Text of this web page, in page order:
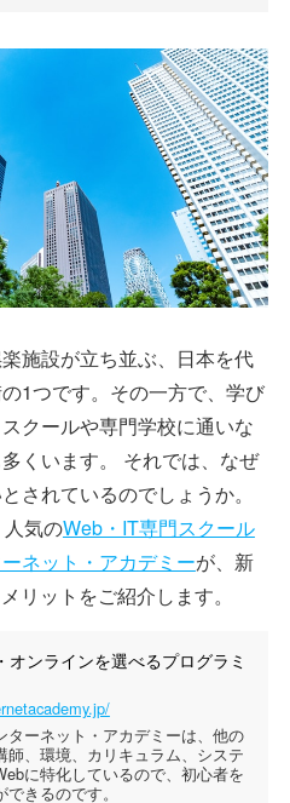
施設が立ち並ぶ、日本を代
1つです。その一方で、学び
クールや専門学校に通いな
くいます。 それでは、なぜ
されているのでしょうか。
気のWeb・IT専門スクール
ネット・アカデミーが、新
リットをご紹介します。
オンラインを選べるプログラミ
ターネット・アカデミーは、他の
、環境、カリキュラム、システ
に特化しているので、初心者を
きるのです。